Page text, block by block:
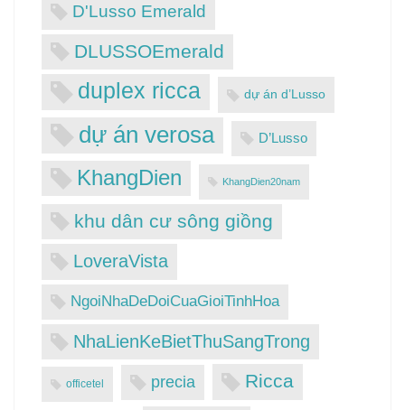
D'Lusso Emerald
DLUSSOEmerald
duplex ricca dự án d’Lusso
dự án verosa D’Lusso
KhangDien KhangDien20nam
khu dân cư sông giồng
LoveraVista
NgoiNhaDeDoiCuaGioiTinhHoa
NhaLienKeBietThuSangTrong
officetel precia Ricca